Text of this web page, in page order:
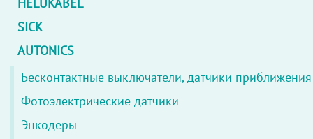
SICK
AUTONICS
Бесконтактные выключатели, датчики приближения
Фотоэлектрические датчики
Энкодеры